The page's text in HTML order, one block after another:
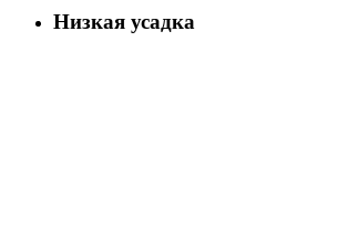
Низкая усадка